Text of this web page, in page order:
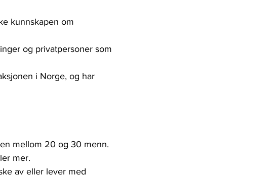
kunnskapen om
og privatpersoner som
i Norge, og har
mellom 20 og 30 menn.
mer.
av eller lever med